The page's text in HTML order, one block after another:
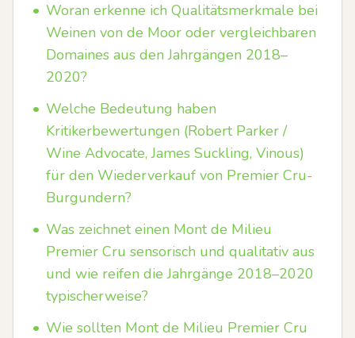
• Woran erkenne ich Qualitätsmerkmale bei
Weinen von de Moor oder vergleichbaren
Domaines aus den Jahrgängen 2018–
2020?
• Welche Bedeutung haben
Kritikerbewertungen (Robert Parker /
Wine Advocate, James Suckling, Vinous)
für den Wiederverkauf von Premier Cru-
Burgundern?
• Was zeichnet einen Mont de Milieu
Premier Cru sensorisch und qualitativ aus
und wie reifen die Jahrgänge 2018–2020
typischerweise?
• Wie sollten Mont de Milieu Premier Cru